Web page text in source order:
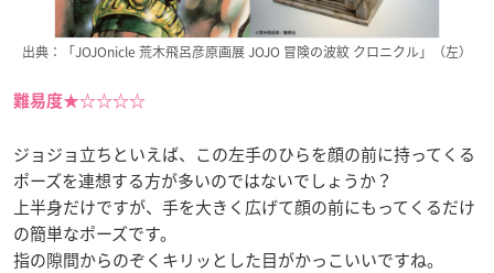
出典：「JOJOnicle 荒木飛呂彦原画展 JOJO 冒険の波紋 クロニクル」（左）
難易度★☆☆☆☆
ジョジョ立ちといえば、この左手のひらを顔の前に持ってくる
ポーズを連想する方が多いのではないでしょうか？
上半身だけですが、手を大きく広げて顔の前にもってくるだけ
の簡単なポーズです。
指の隙間からのぞくキリッとした目がかっこいいですね。